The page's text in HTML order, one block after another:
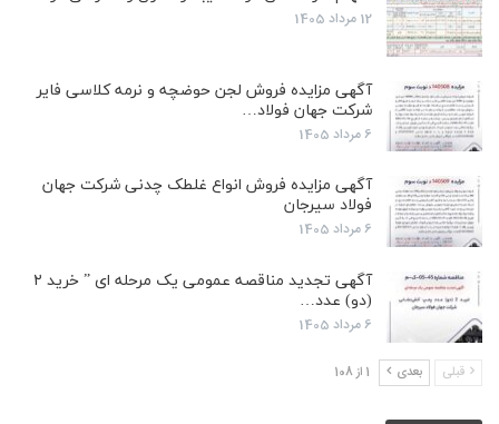
12 مرداد 1405
آگهی مزایده فروش لجن حوضچه و نرمه کلاسی فایر
شرکت جهان فولاد…
6 مرداد 1405
آگهی مزایده فروش انواع غلطک چدنی شرکت جهان
فولاد سیرجان
6 مرداد 1405
آگهی تجدید مناقصه عمومی یک مرحله ای ” خرید ۲
(دو) عدد…
6 مرداد 1405
قبلی بعدی 1 از 108